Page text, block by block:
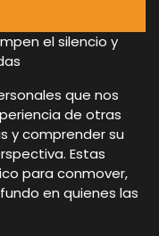
el silencio y
que nos
de otras
y comprender su
Estas
para conmover,
en quienes las